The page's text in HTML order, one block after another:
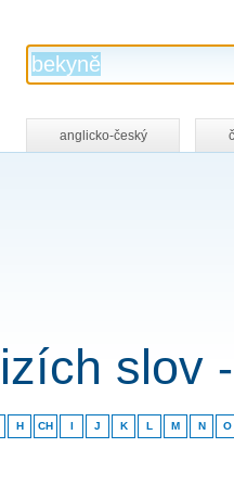
anglicko-český
slov
H CH I J K L M N O